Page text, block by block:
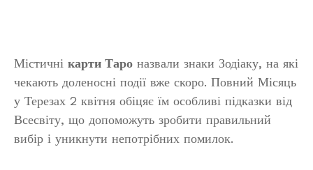
Містичні карти Таро назвали знаки Зодіаку, на які
чекають доленосні події вже скоро. Повний Місяць
у Терезах 2 квітня обіцяє їм особливі підказки від
Всесвіту, що допоможуть зробити правильний
вибір і уникнути непотрібних помилок.